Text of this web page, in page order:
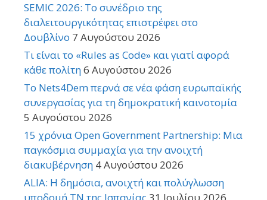
SEMIC 2026: Το συνέδριο της
διαλειτουργικότητας επιστρέφει στο
Δουβλίνο 7 Αυγούστου 2026
Τι είναι το «Rules as Code» και γιατί αφορά
κάθε πολίτη6 Αυγούστου 2026
Το Nets4Dem περνά σε νέα φάση ευρωπαϊκής
συνεργασίας για τη δημοκρατική καινοτομία
5 Αυγούστου 2026
15 χρόνια Open Government Partnership: Μια
παγκόσμια συμμαχία για την ανοιχτή
διακυβέρνηση 4 Αυγούστου 2026
ALIA: Η δημόσια, ανοιχτή και πολύγλωσση